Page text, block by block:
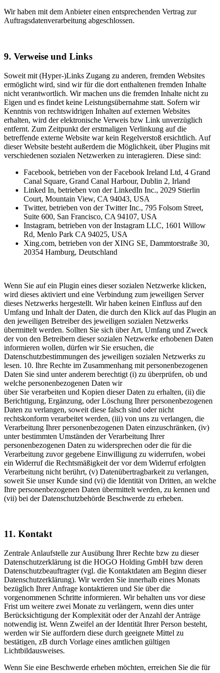
Wir haben mit dem Anbieter einen entsprechenden Vertrag zur
Auftragsdatenverarbeitung abgeschlossen.
9. Verweise und Links
Soweit mit (Hyper-)Links Zugang zu anderen, fremden Websites
ermöglicht wird, sind wir für die dort enthaltenen fremden Inhalte
nicht verantwortlich. Wir machen uns die fremden Inhalte nicht zu
Eigen und es findet keine Leistungsübernahme statt. Sofern wir
Kenntnis von rechtswidrigen Inhalten auf externen Websites
erhalten, wird der elektronische Verweis bzw Link unverzüglich
entfernt. Zum Zeitpunkt der erstmaligen Verlinkung auf die
betreffende externe Website war kein Regelverstoß ersichtlich. Auf
dieser Website besteht außerdem die Möglichkeit, über Plugins mit
verschiedenen sozialen Netzwerken zu interagieren. Diese sind:
Facebook, betrieben von der Facebook Ireland Ltd, 4 Grand
Canal Square, Grand Canal Harbour, Dublin 2, Irland
Linked In, betrieben von der LinkedIn Inc., 2029 Stierlin
Court, Mountain View, CA 94043, USA
Twitter, betrieben von der Twitter Inc., 795 Folsom Street,
Suite 600, San Francisco, CA 94107, USA
Instagram, betrieben von der Instagram LLC, 1601 Willow
Rd, Menlo Park CA 94025, USA
Xing.com, betrieben von der XING SE, Dammtorstraße 30,
20354 Hamburg, Deutschland
Wenn Sie auf ein Plugin eines dieser sozialen Netzwerke klicken,
wird dieses aktiviert und eine Verbindung zum jeweiligen Server
dieses Netzwerks hergestellt. Wir haben keinen Einfluss auf den
Umfang und Inhalt der Daten, die durch den Klick auf das Plugin an
den jeweiligen Betreiber des jeweiligen sozialen Netzwerks
übermittelt werden. Sollten Sie sich über Art, Umfang und Zweck
der von den Betreibern dieser sozialen Netzwerke erhobenen Daten
informieren wollen, dürfen wir Sie ersuchen, die
Datenschutzbestimmungen des jeweiligen sozialen Netzwerks zu
lesen. 10. Ihre Rechte im Zusammenhang mit personenbezogenen
Daten Sie sind unter anderem berechtigt (i) zu überprüfen, ob und
welche personenbezogenen Daten wir
über Sie verarbeiten und Kopien dieser Daten zu erhalten, (ii) die
Berichtigung, Ergänzung, oder Löschung Ihrer personenbezogenen
Daten zu verlangen, soweit diese falsch sind oder nicht
rechtskonform verarbeitet werden, (iii) von uns zu verlangen, die
Verarbeitung Ihrer personenbezogenen Daten einzuschränken, (iv)
unter bestimmten Umständen der Verarbeitung Ihrer
personenbezogenen Daten zu widersprechen oder die für die
Verarbeitung zuvor gegebene Einwilligung zu widerrufen, wobei
ein Widerruf die Rechtsmäßigkeit der vor dem Widerruf erfolgten
Verarbeitung nicht berührt, (v) Datenübertragbarkeit zu verlangen,
soweit Sie unser Kunde sind (vi) die Identität von Dritten, an welche
Ihre personenbezogenen Daten übermittelt werden, zu kennen und
(vii) bei der Datenschutzbehörde Beschwerde zu erheben.
11. Kontakt
Zentrale Anlaufstelle zur Ausübung Ihrer Rechte bzw zu dieser
Datenschutzerklärung ist die HOGO Holding GmbH bzw deren
Datenschutzbeauftragter (vgl. die Kontaktdaten am Beginn dieser
Datenschutzerklärung). Wir werden Sie innerhalb eines Monats
bezüglich Ihrer Anfrage kontaktieren und Sie über die
vorgenommenen Schritte informieren. Wir behalten uns vor diese
Frist um weitere zwei Monate zu verlängern, wenn dies unter
Berücksichtigung der Komplexität oder der Anzahl der Anträge
notwendig ist. Wenn Zweifel an der Identität Ihrer Person besteht,
werden wir Sie auffordern diese durch geeignete Mittel zu
bestätigen, zB durch Vorlage eines amtlichen gültigen
Lichtbildausweises.
Wenn Sie eine Beschwerde erheben möchten, erreichen Sie die für